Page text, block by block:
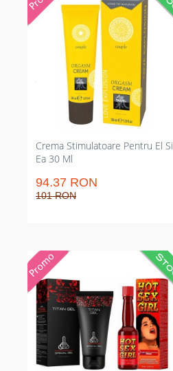
Crema Stimulatoare Pentru El Si
Ea 30 Ml
94.37 RON
101 RON
care intensifică orgasmele și
sensibilitatea. Reduce timpul
până la climax și prelungește
senzațiile de furnicătură. Aplicare
locală pe clitoris sau mădular
pentru pauze intime mai fluide
între contacte genitale sau trăiri
de plăcere dilatate dichisit și sigur
pentru ambii parteneri.
Pachet cu gel pentru mărirea
penisului și picături afrodisiace
pentru intensificare. Crește vizibil
mărimea penisului și prelungește
rigiditatea erecției. Picăturile
extind excitația partenerii și
măresc umiditatea pentru
atingere mai fierbinte și degrabă
observabilă diferență în clipe